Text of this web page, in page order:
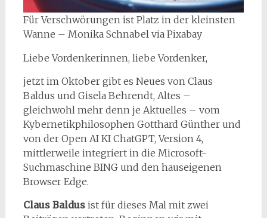
Für Verschwörungen ist Platz in der kleinsten
Wanne – Monika Schnabel via Pixabay
Liebe Vordenkerinnen, liebe Vordenker,
jetzt im Oktober gibt es Neues von Claus
Baldus und Gisela Behrendt, Altes –
gleichwohl mehr denn je Aktuelles – vom
Kybernetikphilosophen Gotthard Günther und
von der Open AI KI ChatGPT, Version 4,
mittlerweile integriert in die Microsoft-
Suchmaschine BING und den hauseigenen
Browser Edge.
Claus Baldusist für dieses Mal mit zwei